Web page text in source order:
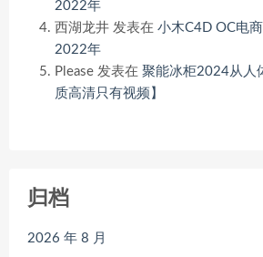
2022年
西湖龙井 发表在 小木C4D OC电
2022年
Please 发表在 聚能冰柜2024从人
质高清只有视频】
归档
2026 年 8 月